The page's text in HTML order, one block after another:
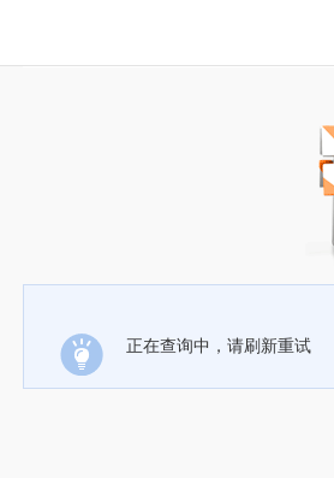
正在查询中，请刷新重试